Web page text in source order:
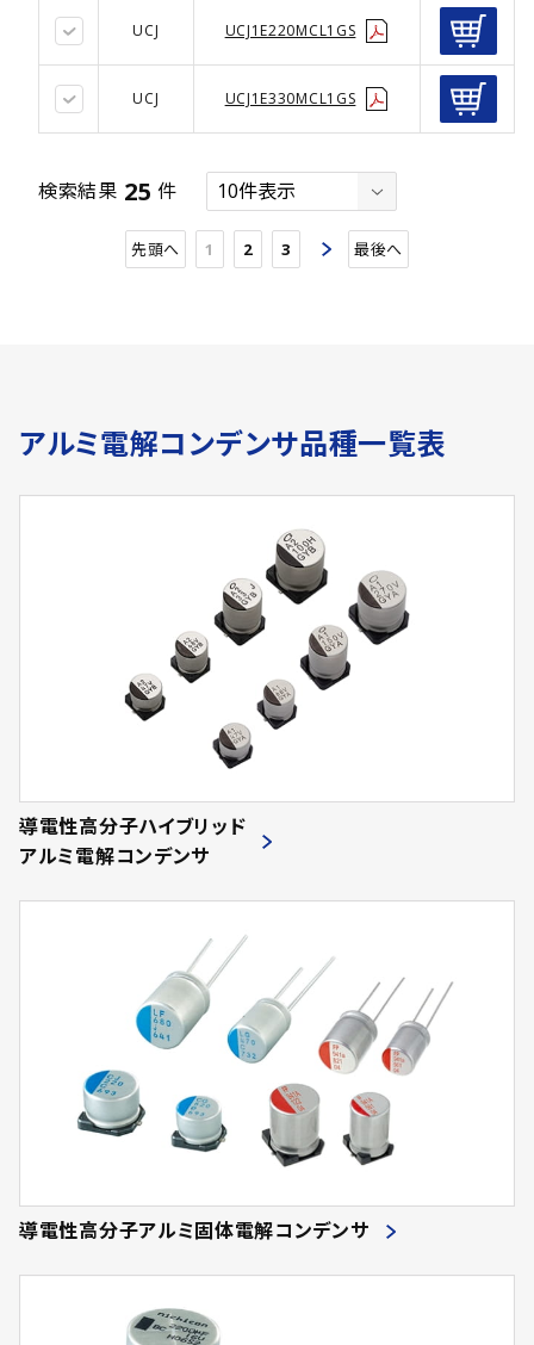
UCJ UCJ1E220MCL1GS
UCJ UCJ1E330MCL1GS
検索結果 25 件
先頭へ 1 2 3 最後へ
アルミ電解コンデンサ品種一覧表
導電性高分子ハイブリッド
アルミ電解コンデンサ
導電性高分子アルミ固体電解コンデンサ